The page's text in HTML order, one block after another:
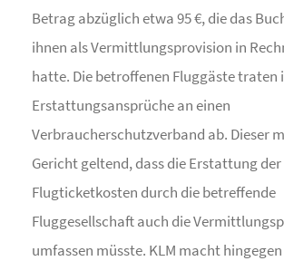
Betrag abzüglich etwa 95 €, die das
ihnen als Vermittlungsprovision in
hatte. Die betroffenen Fluggäste traten
Erstattungsansprüche an einen
Verbraucherschutzverband ab. Dieser
Gericht geltend, dass die Erstattung der
Flugticketkosten durch die betreffende
Fluggesellschaft auch die
umfassen müsste. KLM macht